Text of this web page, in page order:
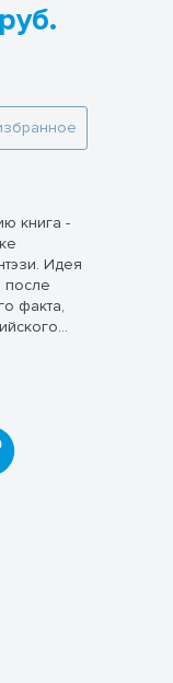
книга -
Идея
после
факта,
и